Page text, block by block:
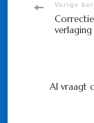
Bericht
Vorige
verlaging
AI vraagt